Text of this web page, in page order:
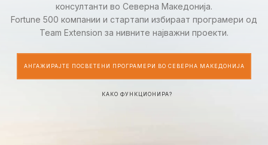
консултанти во Северна Македонија.
Fortune 500 компании и стартапи избираат програмери од
Team Extension за нивните најважни проекти.
АНГАЖИРАЈТЕ ПОСВЕТЕНИ ПРОГРАМЕРИ ВО СЕВЕРНА МАКЕДОНИЈА
КАКО ФУНКЦИОНИРА?